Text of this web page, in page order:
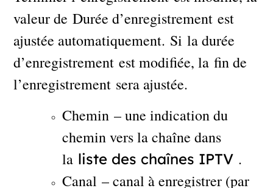
valeur de Durée d’enregistrement est
ajustée automatiquement. Si la durée
d’enregistrement est modifiée, la fin de
l’enregistrement sera ajustée.
Chemin – une indication du
chemin vers la chaîne dans
la liste des chaînes IPTV .
Canal – canal à enregistrer (par